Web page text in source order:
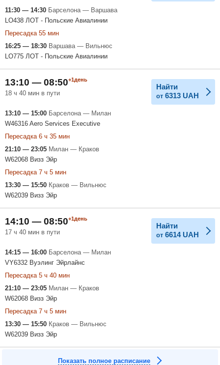
11:30 — 14:30 Барселона — Варшава
LO438 ЛОТ - Польские Авиалинии
Пересадка 55 мин
16:25 — 18:30 Варшава — Вильнюс
LO775 ЛОТ - Польские Авиалинии
13:10 — 08:50+1день
18 ч 40 мин в пути
Найти
от 6313 UAH
13:10 — 15:00 Барселона — Милан
W46316 Aero Services Executive
Пересадка 6 ч 35 мин
21:10 — 23:05 Милан — Краков
W62068 Визз Эйр
Пересадка 7 ч 5 мин
13:30 — 15:50 Краков — Вильнюс
W62039 Визз Эйр
14:10 — 08:50+1день
17 ч 40 мин в пути
Найти
от 6614 UAH
14:15 — 16:00 Барселона — Милан
VY6332 Вуэлинг Эйрлайнс
Пересадка 5 ч 40 мин
21:10 — 23:05 Милан — Краков
W62068 Визз Эйр
Пересадка 7 ч 5 мин
13:30 — 15:50 Краков — Вильнюс
W62039 Визз Эйр
Показать полное расписание